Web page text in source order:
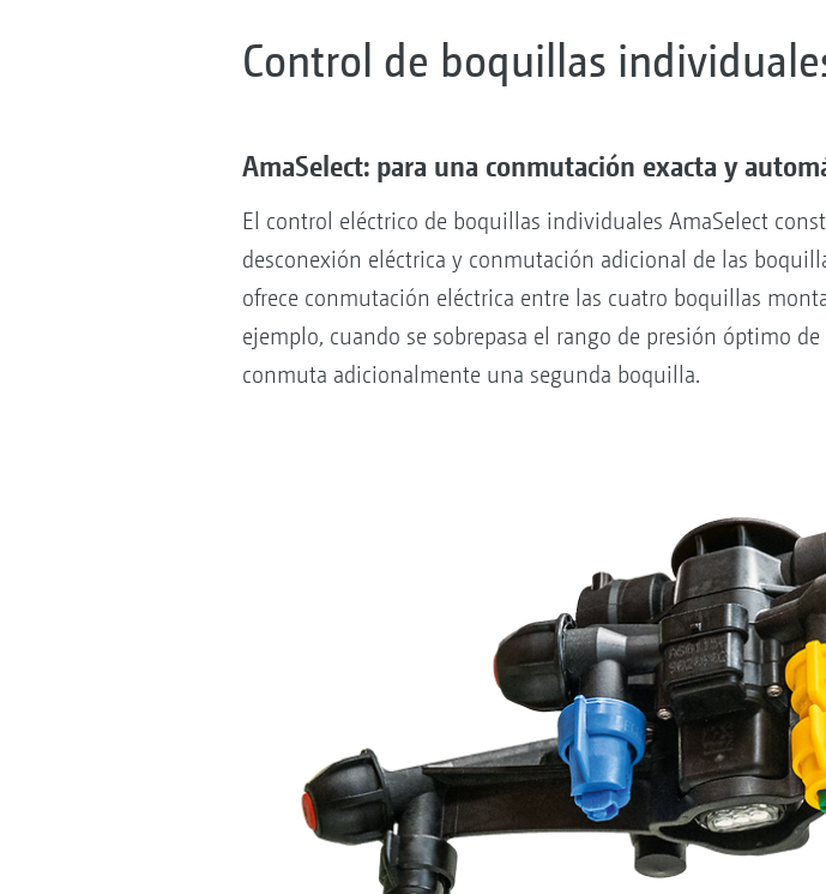
Control de boquillas
AmaSelect: para una conmutación exacta y
El control eléctrico de boquillas individuales AmaSelect
desconexión eléctrica y conmutación adicional de las
ofrece conmutación eléctrica entre las cuatro boquillas
ejemplo, cuando se sobrepasa el rango de presión óptimo
conmuta adicionalmente una segunda boquilla.